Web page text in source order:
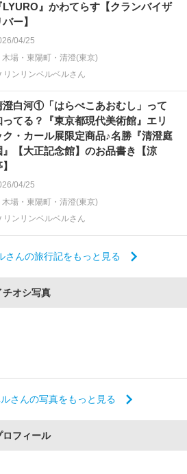
LYURO』かわてらす【クランバイザ
バー】
04/25
木場・東陽町・清澄(東京)
リンリンベルベルさん
澄白河①「はらぺこあおむし」って
ってる？『東京都現代美術館』エリ
ク・カール展限定商品♪名勝『清澄庭
』【大正記念館】のお品書き【涼
04/25
木場・東陽町・清澄(東京)
リンリンベルベルさん
さんの旅行記をもっと見る
チオシ写真
さんの写真をもっと見る
ロフィール